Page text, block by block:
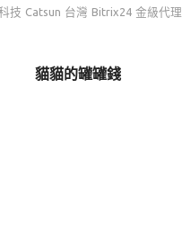
技 Catsun 台灣 Bitrix24 金級代理
貓貓的罐罐錢